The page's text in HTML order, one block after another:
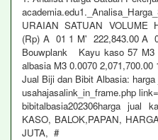
URAIAN SATUAN VOLUME
(Rp) A 01 1 M' 222,843.00 A
Bouwplank Kayu kaso 57
albasia M3 0.0070 2,071,700.00
Jual Biji dan Bibit Albasia:
usahajasalink_in_frame.php
bibitalbasia202306harga
KASO, BALOK,PAPAN,
JUTA, #